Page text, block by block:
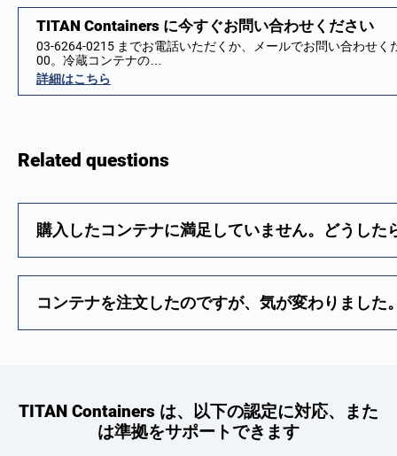
TITAN Containers に今すぐお問い合わせください
03-6264-0215 までお電話いただくか、メールでお問い合わせ
00。冷蔵コンテナの…
詳細はこちら
Related questions
購入したコンテナに満足していません。どうした
コンテナを注文したのですが、気が変わりました
TITAN Containers は、以下の認定に対応、また
は準拠をサポートできます